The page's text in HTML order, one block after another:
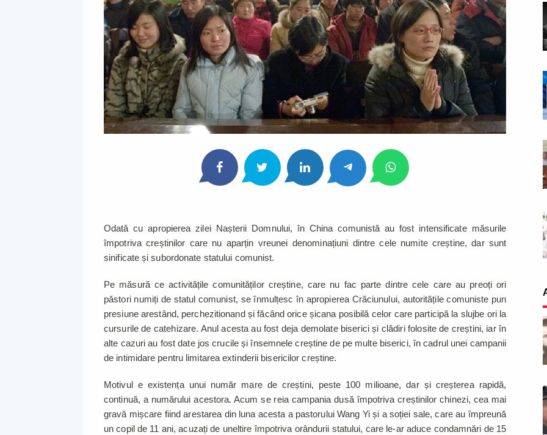
Odată cu apropierea zilei Nașterii Domnului, în China comunistă au fost intensificate măsurile
împotriva creștinilor care nu aparțin vreunei denominațiuni dintre cele numite creștine, dar sunt
sinificate și subordonate statului comunist.
Pe măsură ce activitățile comunităților creștine, care nu fac parte dintre cele care au preoți ori
păstori numiți de statul comunist, se înmulțesc în apropierea Crăciunului, autoritățile comuniste pun
presiune arestând, perchezitionand și făcând orice șicana posibilă celor care participă la slujbe ori la
cursurile de catehizare. Anul acesta au fost deja demolate biserici și clădiri folosite de creștini, iar în
alte cazuri au fost date jos crucile și însemnele creștine de pe multe biserici, în cadrul unei campanii
de intimidare pentru limitarea extinderii bisericilor creștine.
Motivul e existența unui număr mare de creștini, peste 100 milioane, dar și creșterea rapidă,
continuă, a numărului acestora. Acum se reia campania dusă împotriva creștinilor chinezi, cea mai
gravă mișcare fiind arestarea din luna acesta a pastorului Wang Yi și a soției sale, care au împreună
un copil de 11 ani, acuzați de uneltire împotriva orândurii statului, care le-ar aduce condamnări de 15